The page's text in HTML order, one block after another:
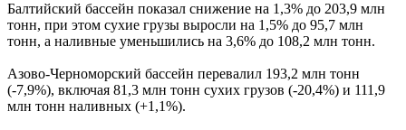
Балтийский бассейн показал снижение на 1,3% до 203,9 млн
тонн, при этом сухие грузы выросли на 1,5% до 95,7 млн
тонн, а наливные уменьшились на 3,6% до 108,2 млн тонн.
Азово-Черноморский бассейн перевалил 193,2 млн тонн
(-7,9%), включая 81,3 млн тонн сухих грузов (-20,4%) и 111,9
млн тонн наливных (+1,1%).